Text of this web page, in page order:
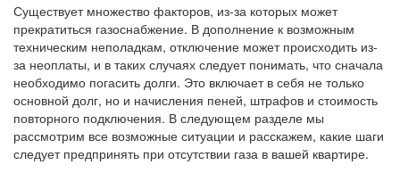
Существует множество факторов, из-за которых может
прекратиться газоснабжение. В дополнение к возможным
техническим неполадкам, отключение может происходить из-
за неоплаты, и в таких случаях следует понимать, что сначала
необходимо погасить долги. Это включает в себя не только
основной долг, но и начисления пеней, штрафов и стоимость
повторного подключения. В следующем разделе мы
рассмотрим все возможные ситуации и расскажем, какие шаги
следует предпринять при отсутствии газа в вашей квартире.